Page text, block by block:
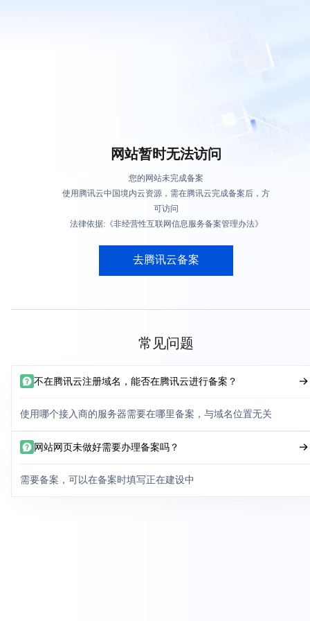
网站暂时无法访问
您的网站未完成备案
使用腾讯云中国境内云资源，需在腾讯云完成备案后，方
可访问
法律依据:《非经营性互联网信息服务备案管理办法》
去腾讯云备案
常见问题
不在腾讯云注册域名，能否在腾讯云进行备案？
使用哪个接入商的服务器需要在哪里备案，与域名位置无关
网站网页未做好需要办理备案吗？
需要备案，可以在备案时填写正在建设中